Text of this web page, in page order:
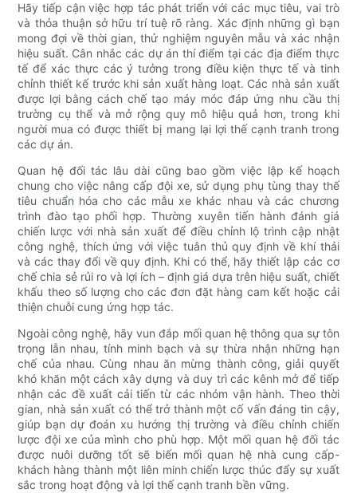
Hãy tiếp cận việc hợp tác phát triển với các mục tiêu, vai trò
và thỏa thuận sở hữu trí tuệ rõ ràng. Xác định những gì bạn
mong đợi về thời gian, thử nghiệm nguyên mẫu và xác nhận
hiệu suất. Cân nhắc các dự án thí điểm tại các địa điểm thực
tế để xác thực các ý tưởng trong điều kiện thực tế và tinh
chỉnh thiết kế trước khi sản xuất hàng loạt. Các nhà sản xuất
được lợi bằng cách chế tạo máy móc đáp ứng nhu cầu thị
trường cụ thể và mở rộng quy mô hiệu quả hơn, trong khi
người mua có được thiết bị mang lại lợi thế cạnh tranh trong
các dự án.
Quan hệ đối tác lâu dài cũng bao gồm việc lập kế hoạch
chung cho việc nâng cấp đội xe, sử dụng phụ tùng thay thế
tiêu chuẩn hóa cho các mẫu xe khác nhau và các chương
trình đào tạo phối hợp. Thường xuyên tiến hành đánh giá
chiến lược với nhà sản xuất để điều chỉnh lộ trình cập nhật
công nghệ, thích ứng với việc tuân thủ quy định về khí thải
và các thay đổi về quy định. Khi có thể, hãy thiết lập các cơ
chế chia sẻ rủi ro và lợi ích – định giá dựa trên hiệu suất, chiết
khấu theo số lượng cho các đơn đặt hàng cam kết hoặc cải
thiện chuỗi cung ứng hợp tác.
Ngoài công nghệ, hãy vun đắp mối quan hệ thông qua sự tôn
trọng lẫn nhau, tính minh bạch và sự thừa nhận những hạn
chế của nhau. Cùng nhau ăn mừng thành công, giải quyết
khó khăn một cách xây dựng và duy trì các kênh mở để tiếp
nhận các đề xuất cải tiến từ các nhóm vận hành. Theo thời
gian, nhà sản xuất có thể trở thành một cố vấn đáng tin cậy,
giúp bạn dự đoán xu hướng thị trường và điều chỉnh chiến
lược đội xe của mình cho phù hợp. Một mối quan hệ đối tác
được nuôi dưỡng tốt sẽ biến mối quan hệ nhà cung cấp-
khách hàng thành một liên minh chiến lược thúc đẩy sự xuất
sắc trong hoạt động và lợi thế cạnh tranh bền vững.